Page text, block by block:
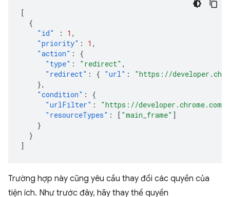
[
{
"id"
: 1 ,
"priority" : 1 ,
"action" :
{
"type" : "redirect" ,
"redirect" : { "url" :
"https://
},
"condition" :
{
"urlFilter" :
"https://developer.chrome.com/
"resourceTypes" : [ "main_frame" ]
}
}
]
Trường hợp này cũng yêu cầu thay đổi các quyền của
tiện ích. Như trước đây, hãy thay thế quyền